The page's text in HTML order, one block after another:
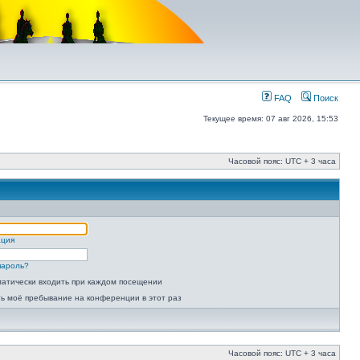
FAQ Поиск
Текущее время: 07 авг 2026, 15:53
Часовой пояс: UTC + 3 часа
входить при каждом посещении
моё пребывание на конференции в этот раз
Часовой пояс: UTC + 3 часа